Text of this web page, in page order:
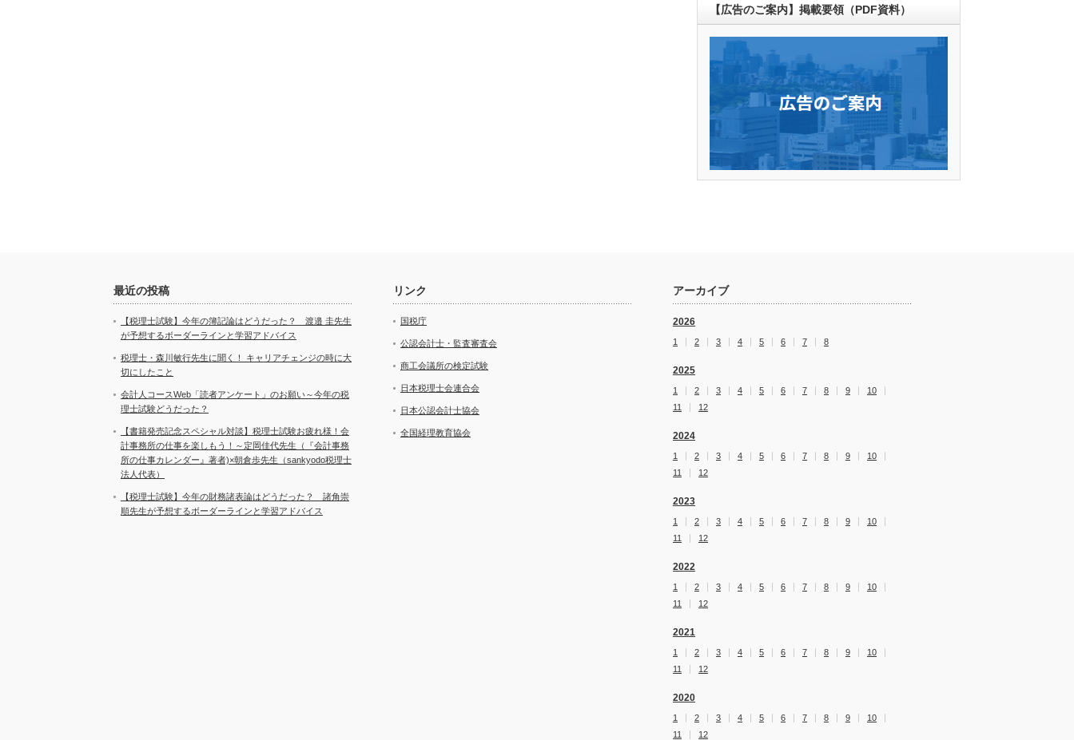
【広告のご案内】掲載要領（PDF資料）
最近の投稿
【税理士試験】今年の簿記論はどうだった？ 渡邉 圭先生
が予想するボーダーラインと学習アドバイス
税理士・森川敏行先生に聞く！ キャリアチェンジの時に大
切にしたこと
会計人コースWeb「読者アンケート」のお願い～今年の税
理士試験どうだった？
【書籍発売記念スペシャル対談】税理士試験お疲れ様！会
計事務所の仕事を楽しもう！～定岡佳代先生（『会計事務
所の仕事カレンダー』著者)×朝倉歩先生（sankyodo税理士
法人代表）
【税理士試験】今年の財務諸表論はどうだった？ 諸角崇
順先生が予想するボーダーラインと学習アドバイス
リンク
国税庁
公認会計士・監査審査会
商工会議所の検定試験
日本税理士会連合会
日本公認会計士協会
全国経理教育協会
アーカイブ
2026
1 2 3 4 5 6 7 8
2025
1 2 3 4 5 6 7 8 9
10
11
12
2024
1 2 3 4 5 6 7 8 9
10
11
12
2023
1 2 3 4 5 6 7 8 9
10
11
12
2022
1 2 3 4 5 6 7 8 9
10
11
12
2021
1 2 3 4 5 6 7 8 9
10
11
12
2020
1 2 3 4 5 6 7 8 9
10
11
12